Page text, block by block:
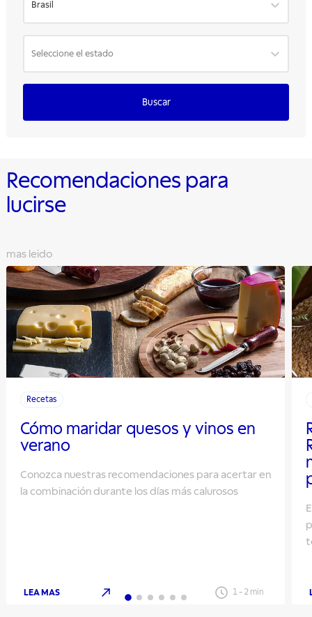
Brasil
Seleccione el estado
Buscar
Recomendaciones para
lucirse
mas leido
Recetas
Cómo maridar quesos y vinos en
verano
Conozca nuestras recomendaciones para acertar en
la combinación durante los días más calurosos
LEA MAS 1- 2 min